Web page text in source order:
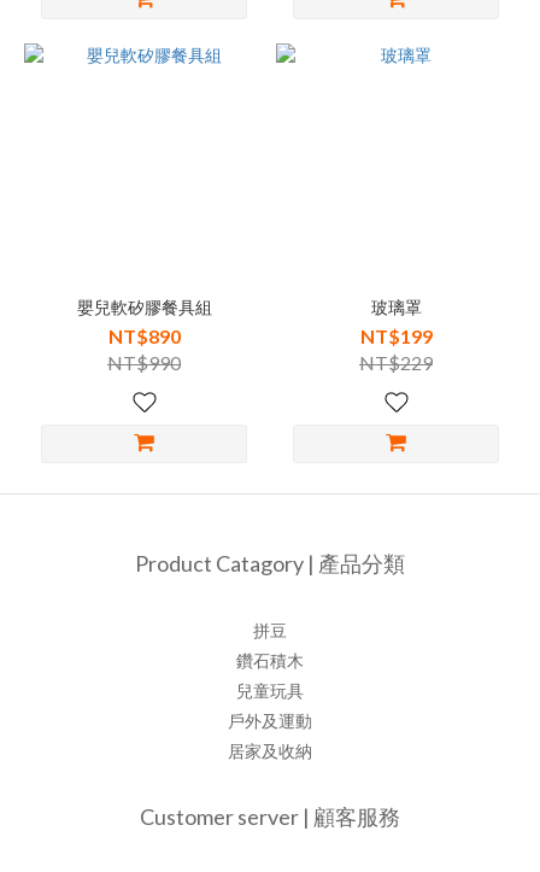
嬰兒軟矽膠餐具組
NT$890
NT$990
玻璃罩
NT$199
NT$229
Product Catagory | 產品分類
拼豆
鑽石積木
兒童玩具
戶外及運動
居家及收納
Customer server | 顧客服務